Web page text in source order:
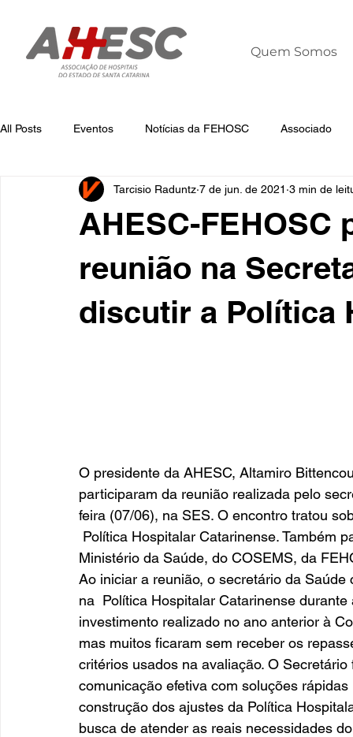
Quem Somos
All Posts Eventos Notícias da FEHOSC Associado
Notícias da AHESC Liderança Dia
AHESC-FEHOSC
reunião na
discutir a Política
Tarcisio Raduntz 7 de jun. de 2021 3 min de
O presidente da AHESC, Altamiro
participaram da reunião realizada pelo
feira (07/06), na SES. O encontro tratou
Política Hospitalar Catarinense. Também
Ministério da Saúde, do COSEMS, da
Ao iniciar a reunião, o secretário da
na  Política Hospitalar Catarinense
investimento realizado no ano anterior à
mas muitos ficaram sem receber os
critérios usados na avaliação. O
comunicação efetiva com soluções
construção dos ajustes da Política
busca de atender as reais necessidades